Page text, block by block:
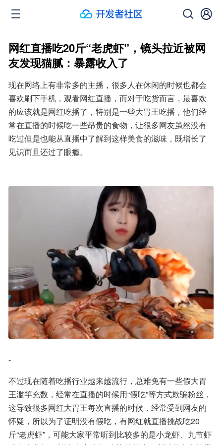
网红直播吃20斤“老虎虾”，镜头拉近被网
友发现猫腻：暴露收入了
现在网络上有非常多的主播，很多人在休闲的时候也都会
喜欢刷下手机，观看网红直播，而对于吃货而言，最喜欢
的应该就是网红吃播了，特别是一些大胃王吃播，他们经
常在直播的时候吃一些昂贵的食物，让很多网友虽然没有
吃过但是也能从直播中了解到这样美食的滋味，既增长了
见识而且还过了眼瘾。
-
不过现在随着吃播行业越来越流行，总难免有一些假大胃
王滥竽充数，经常在直播的时候用“假吃”等方式欺骗粉丝，
这导致很多网红大胃王每次直播的时候，经常受到网友的
怀疑，所以为了证明没有假吃，有网红就直播挑战吃20
斤“老虎虾”，可能大家平常听到比较多的是小龙虾、九节虾